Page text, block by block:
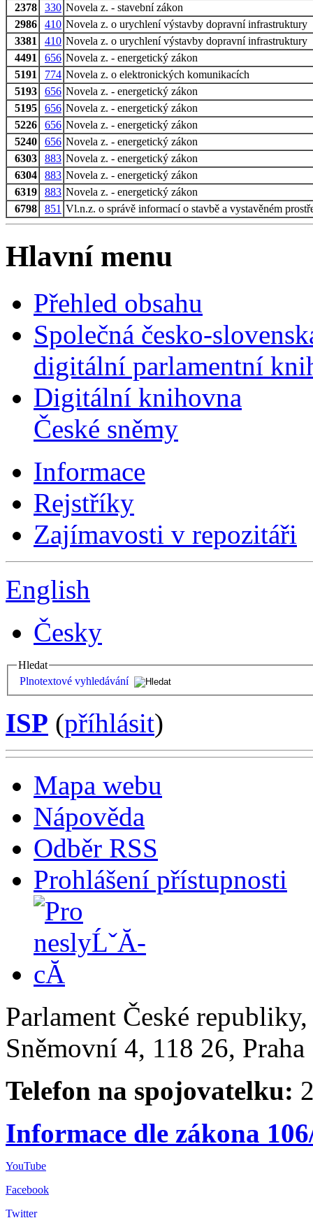
2378
330 Novela z. - stavební zákon
2986
410 Novela z. o urychlení výstavby dopravní infrastruktury
3381
410 Novela z. o urychlení výstavby dopravní infrastruktury
4491
656 Novela z. - energetický zákon
5191
774 Novela z. o elektronických komunikacích
5193
656 Novela z. - energetický zákon
5195
656 Novela z. - energetický zákon
5226
656 Novela z. - energetický zákon
5240
656 Novela z. - energetický zákon
6303
883 Novela z. - energetický zákon
6304
883 Novela z. - energetický zákon
6319
883 Novela z. - energetický zákon
6798
851 Vl.n.z. o správě informací o stavbě a vystavěném
Hlavní menu
Přehled obsahu
Společná česko-
digitální parlamentní
Digitální knihovna
České sněmy
Informace
Rejstříky
Zajímavosti v repozitáři
English
Česky
Hledat
Plnotextové vyhledávání
ISP (příhlásit)
Mapa webu
Nápověda
Odběr RSS
Prohlášení přístupnosti
Parlament České
Sněmovní 4, 118 26,
Telefon na spojovatelku:
Informace dle zákona
YouTube
Facebook
Twitter